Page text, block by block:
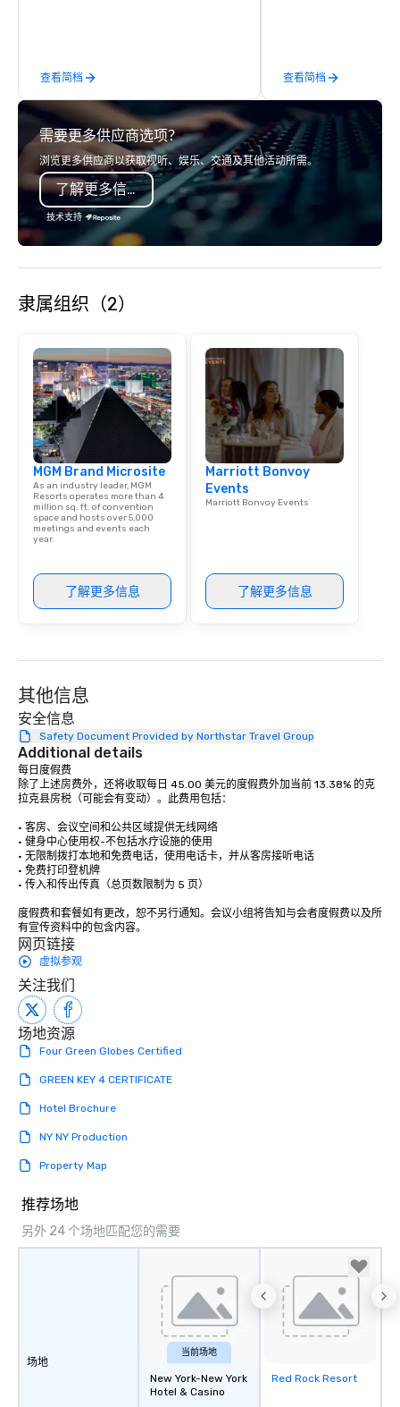
查看简档
their wanderlust.
sightseeing excursion
incredible lights of
Strip or soaring
through the Grand
expeditions will
查看简档
需要更多供应商选项？
浏览更多供应商以获取视听、娱乐、交通及其他活动所需。
了解更多信息
技术支持
隶属组织（2）
MGM Brand Microsite
As an industry leader, MGM
Resorts operates more than 4
million sq. ft. of convention
space and hosts over 5,000
meetings and events each
year.
了解更多信息
Marriott Bonvoy
Events
Marriott Bonvoy Events
了解更多信息
其他信息
安全信息
Safety Document Provided by Northstar Travel Group
Additional details
每日度假费
除了上述房费外，还将收取每日 45.00 美元的度假费外加当前 13.38% 的克
拉克县房税（可能会有变动）。此费用包括：
• 客房、会议空间和公共区域提供无线网络
• 健身中心使用权-不包括水疗设施的使用
• 无限制拨打本地和免费电话，使用电话卡，并从客房接听电话
• 免费打印登机牌
• 传入和传出传真（总页数限制为 5 页）
度假费和套餐如有更改，恕不另行通知。会议小组将告知与会者度假费以及所
有宣传资料中的包含内容。
网页链接
虚拟参观
关注我们
场地资源
Four Green Globes Certified
GREEN KEY 4 CERTIFICATE
Hotel Brochure
NY NY Production
Property Map
推荐场地
另外 24 个场地匹配您的需要
场地
当前场地
New York-New York
Hotel & Casino
Removed from
Red Rock Resort